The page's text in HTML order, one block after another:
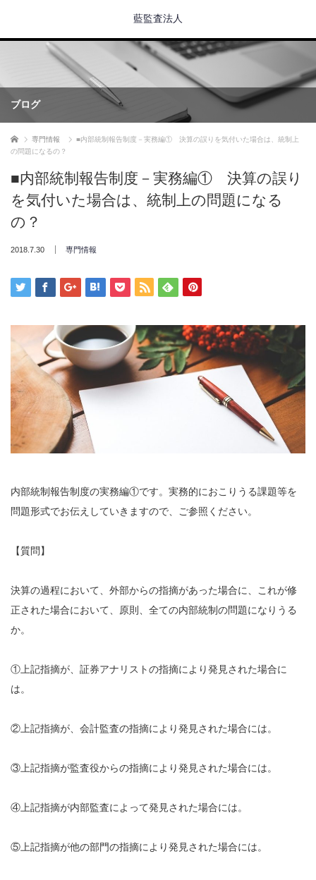
藍監査法人
ブログ
ホーム 専門情報
■内部統制報告制度－実務編① 決算の誤りを気付いた場合は、統制上
の問題になるの？
■内部統制報告制度－実務編① 決算の誤り
を気付いた場合は、統制上の問題になる
の？
2018.7.30 専門情報
内部統制報告制度の実務編①です。実務的におこりうる課題等を
問題形式でお伝えしていきますので、ご参照ください。
【質問】
決算の過程において、外部からの指摘があった場合に、これが修
正された場合において、原則、全ての内部統制の問題になりうる
か。
①上記指摘が、証券アナリストの指摘により発見された場合に
は。
②上記指摘が、会計監査の指摘により発見された場合には。
③上記指摘が監査役からの指摘により発見された場合には。
④上記指摘が内部監査によって発見された場合には。
⑤上記指摘が他の部門の指摘により発見された場合には。